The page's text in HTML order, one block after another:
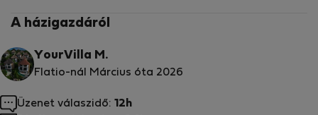
A házigazdáról
YourVilla M.
Flatio-nál Március óta 2026
Üzenet válaszidő: 12h